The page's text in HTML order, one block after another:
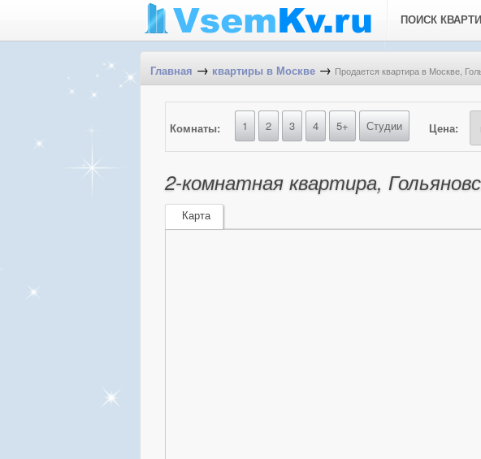
ПОИСК
Главная → квартиры в Москве → Продается квартира в Москве,
Комнаты: 1 2 3 4 5+ Студии Цена:
2-комнатная квартира,
Карта